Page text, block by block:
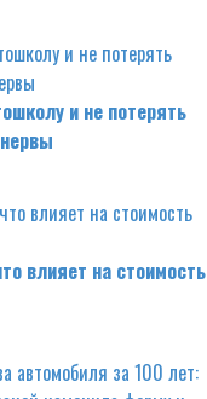
и не потерять
влияет на стоимость